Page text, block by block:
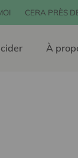
CERA PRÈS
À